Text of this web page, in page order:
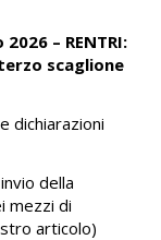
– RENTRI:
scaglione
dichiarazioni
della
mezzi di
articolo)